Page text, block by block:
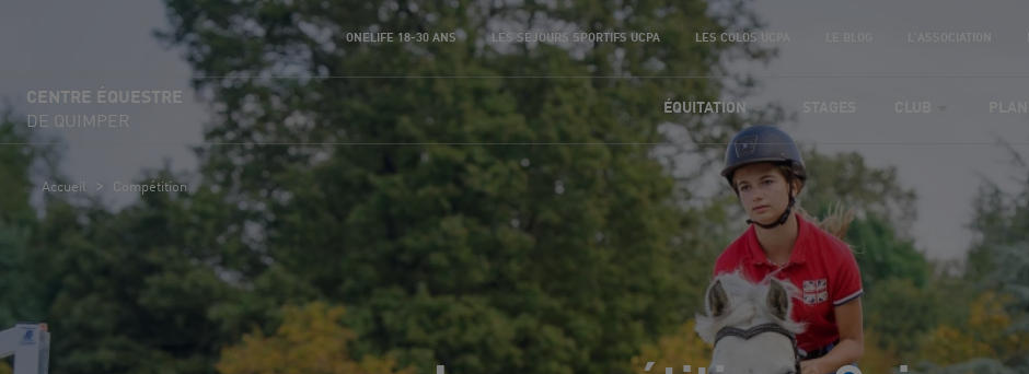
ONELIFE 18-30 ANS LES SÉJOURS SPORTIFS UCPA LES COLOS UCPA
CENTRE ÉQUESTRE
DE QUIMPER
ÉQUITATION
Accueil > Compétition